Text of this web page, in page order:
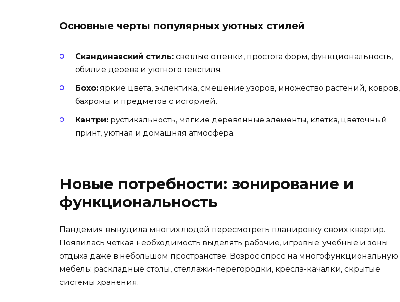
Основные черты популярных уютных стилей
Скандинавский стиль: светлые оттенки, простота форм, функциональность,
обилие дерева и уютного текстиля.
Бохо: яркие цвета, эклектика, смешение узоров, множество растений, ковров,
бахромы и предметов с историей.
Кантри: рустикальность, мягкие деревянные элементы, клетка, цветочный
принт, уютная и домашняя атмосфера.
Новые потребности: зонирование и
функциональность
Пандемия вынудила многих людей пересмотреть планировку своих квартир.
Появилась четкая необходимость выделять рабочие, игровые, учебные и зоны
отдыха даже в небольшом пространстве. Возрос спрос на многофункциональную
мебель: раскладные столы, стеллажи-перегородки, кресла-качалки, скрытые
системы хранения.